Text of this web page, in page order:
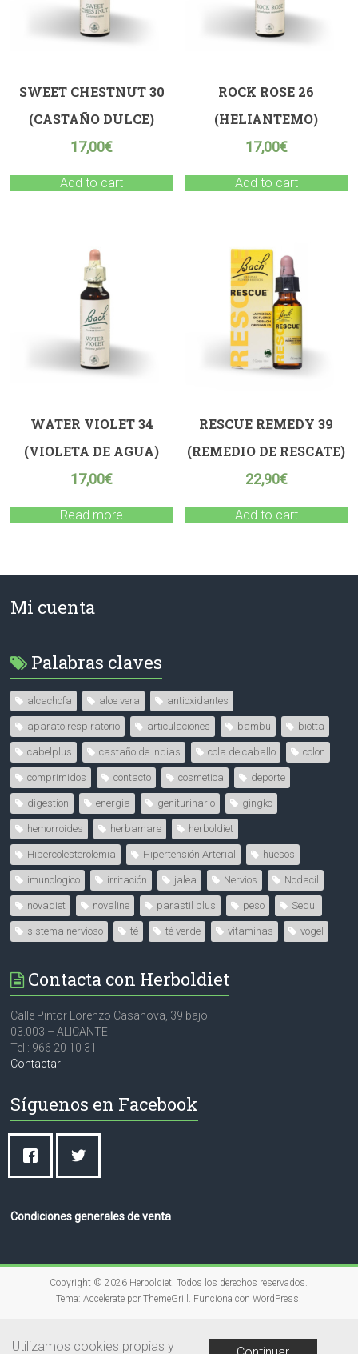
SWEET CHESTNUT 30
(CASTAÑO DULCE)
17,00€
Add to cart
ROCK ROSE 26
(HELIANTEMO)
17,00€
Add to cart
WATER VIOLET 34
(VIOLETA DE AGUA)
17,00€
Read more
RESCUE REMEDY 39
(REMEDIO DE RESCATE)
22,90€
Add to cart
Mi cuenta
Palabras claves
alcachofa aloe vera antioxidantes
aparato respiratorio articulaciones bambu biotta
cabelplus castaño de indias cola de caballo colon
comprimidos contacto cosmetica deporte
digestion energia geniturinario gingko
hemorroides herbamare herboldiet
Hipercolesterolemia Hipertensión Arterial huesos
imunologico irritación jalea Nervios Nodacil
novadiet novaline parastil plus peso Sedul
sistema nervioso té té verde vitaminas vogel
Contacta con Herboldiet
Calle Pintor Lorenzo Casanova, 39 bajo –
03.003 – ALICANTE
Tel : 966 20 10 31
Contactar
Síguenos en Facebook
Condiciones generales de venta
Copyright © 2026 Herboldiet . Todos los derechos reservados.
Tema:Accelerate por ThemeGrill. Funciona conWordPress
Utilizamos cookies propias y